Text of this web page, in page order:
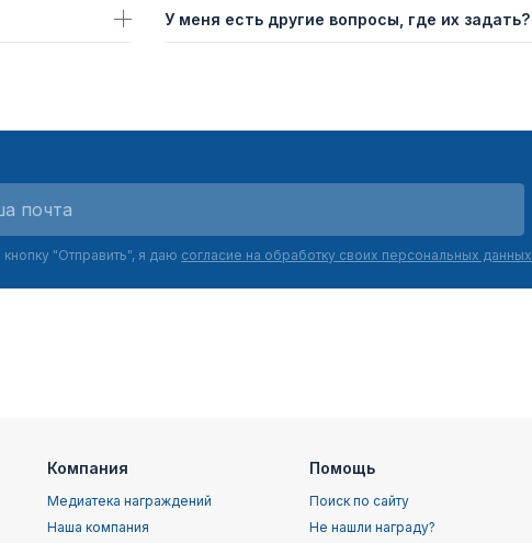
У меня есть другие вопросы, где их задать?
"Отправить", я даю согласие на обработку своих персональных данных
Компания
Медиатека награждений
Наша компания
Помощь
Поиск по сайту
Не нашли награду?